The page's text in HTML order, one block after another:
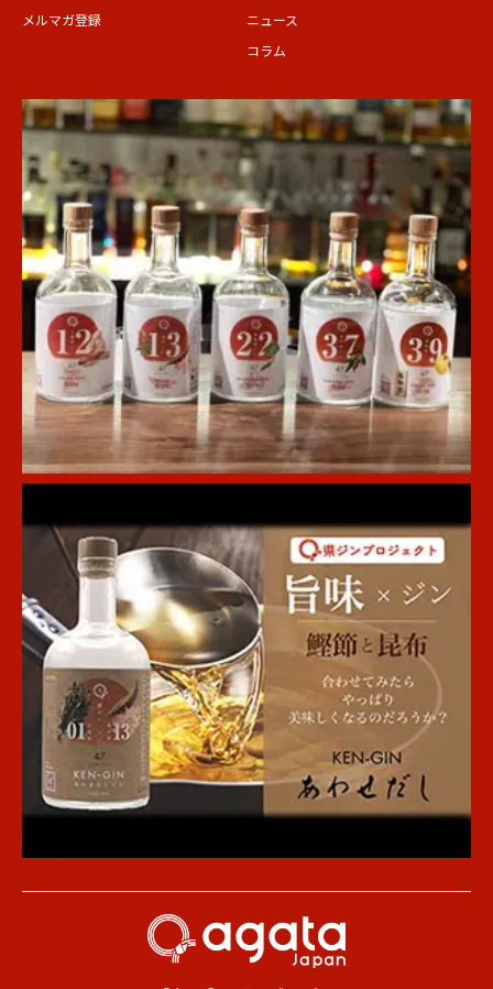
メルマガ登録
ニュース
コラム